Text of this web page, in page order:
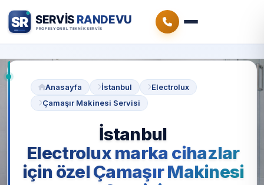
Anasayfa İstanbul
Electrolux
Çamaşır Makinesi Servisi
İstanbul
Electrolux marka cihazlar
için özel Çamaşır Makinesi